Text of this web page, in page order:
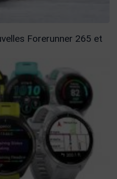
Forerunner 265 et